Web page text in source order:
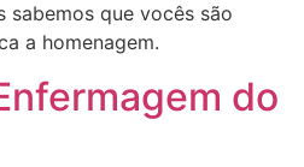
sabemos que vocês são
a homenagem.
do